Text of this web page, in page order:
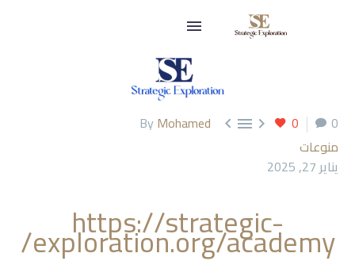
0
0
  
By Mohamed
منوعات
يناير 27, 2025
https://strategic-
exploration.org/academy/